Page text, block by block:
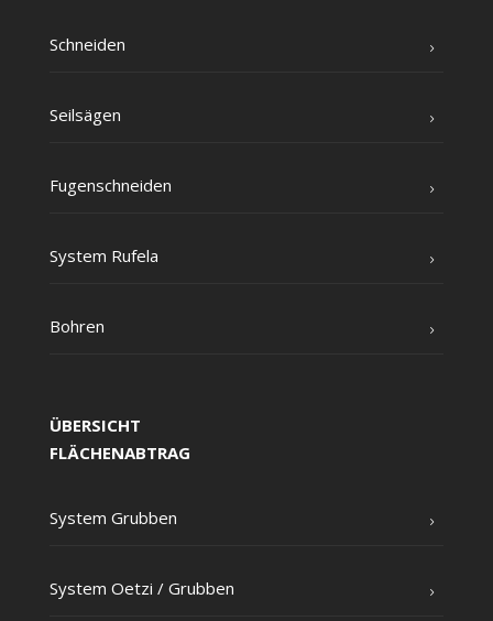
Schnei­den
Seil­sä­gen
Fugen­schnei­den
Sys­tem Rufela
Boh­ren
ÜBERSICHT
FLÄCHENABTRAG
Sys­tem Grubben
Sys­tem Oet­zi /​ Grub­ben